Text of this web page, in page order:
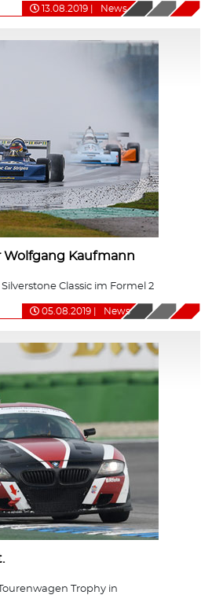
13.08.2019 News
Wolfgang Kaufmann
Classic im Formel 2
05.08.2019 News
Trophy in